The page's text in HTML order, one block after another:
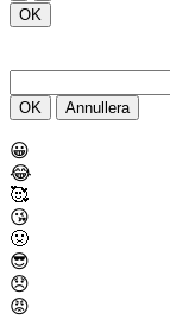
OK
OK Annullera
😀
😂
🥰
😘
🤢
😎
😞
😡